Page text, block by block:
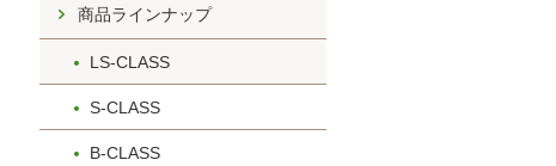
商品ラインナップ
LS-CLASS
S-CLASS
B-CLASS